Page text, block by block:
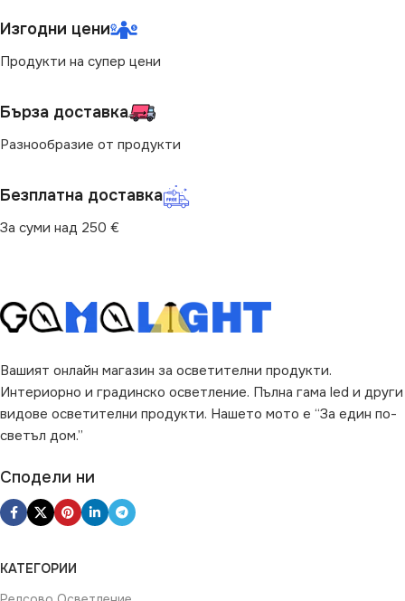
Със Сензор
Изгодни цени
Продукти на супер цени
Бърза доставка
Разнообразие от продукти
Безплатна доставка
За суми над 250 €
Вашият онлайн магазин за осветителни продукти.
Интериорно и градинско осветление. Пълна гама led и други
видове осветителни продукти. Нашето мото е “За един по-
светъл дом.”
Сподели ни
КАТЕГОРИИ